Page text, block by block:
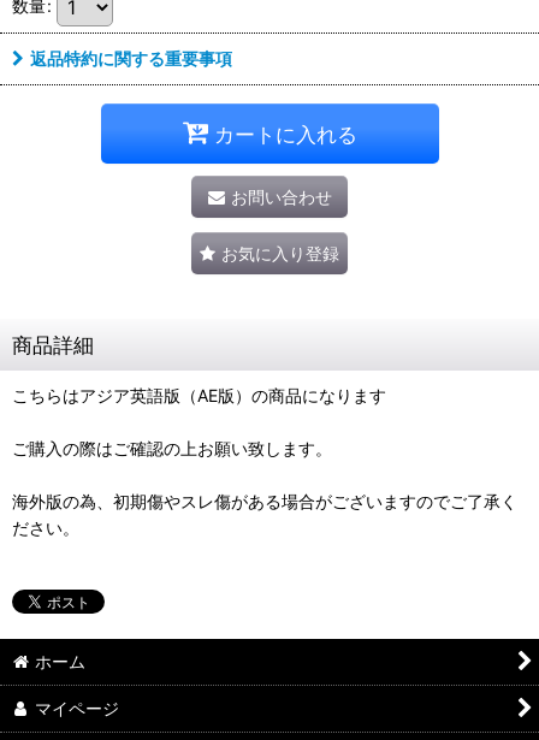
数量:
返品特約に関する重要事項
カートに入れる
お問い合わせ
お気に入り登録
商品詳細
こちらはアジア英語版（AE版）の商品になります
ご購入の際はご確認の上お願い致します。
海外版の為、初期傷やスレ傷がある場合がございますのでご了承く
ださい。
ホーム
マイページ